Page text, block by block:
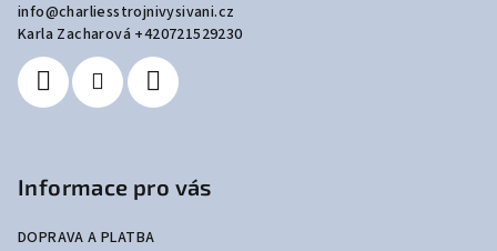
info@charliesstrojnivysivani.cz
Karla Zacharová +420721529230
Informace pro vás
DOPRAVA A PLATBA